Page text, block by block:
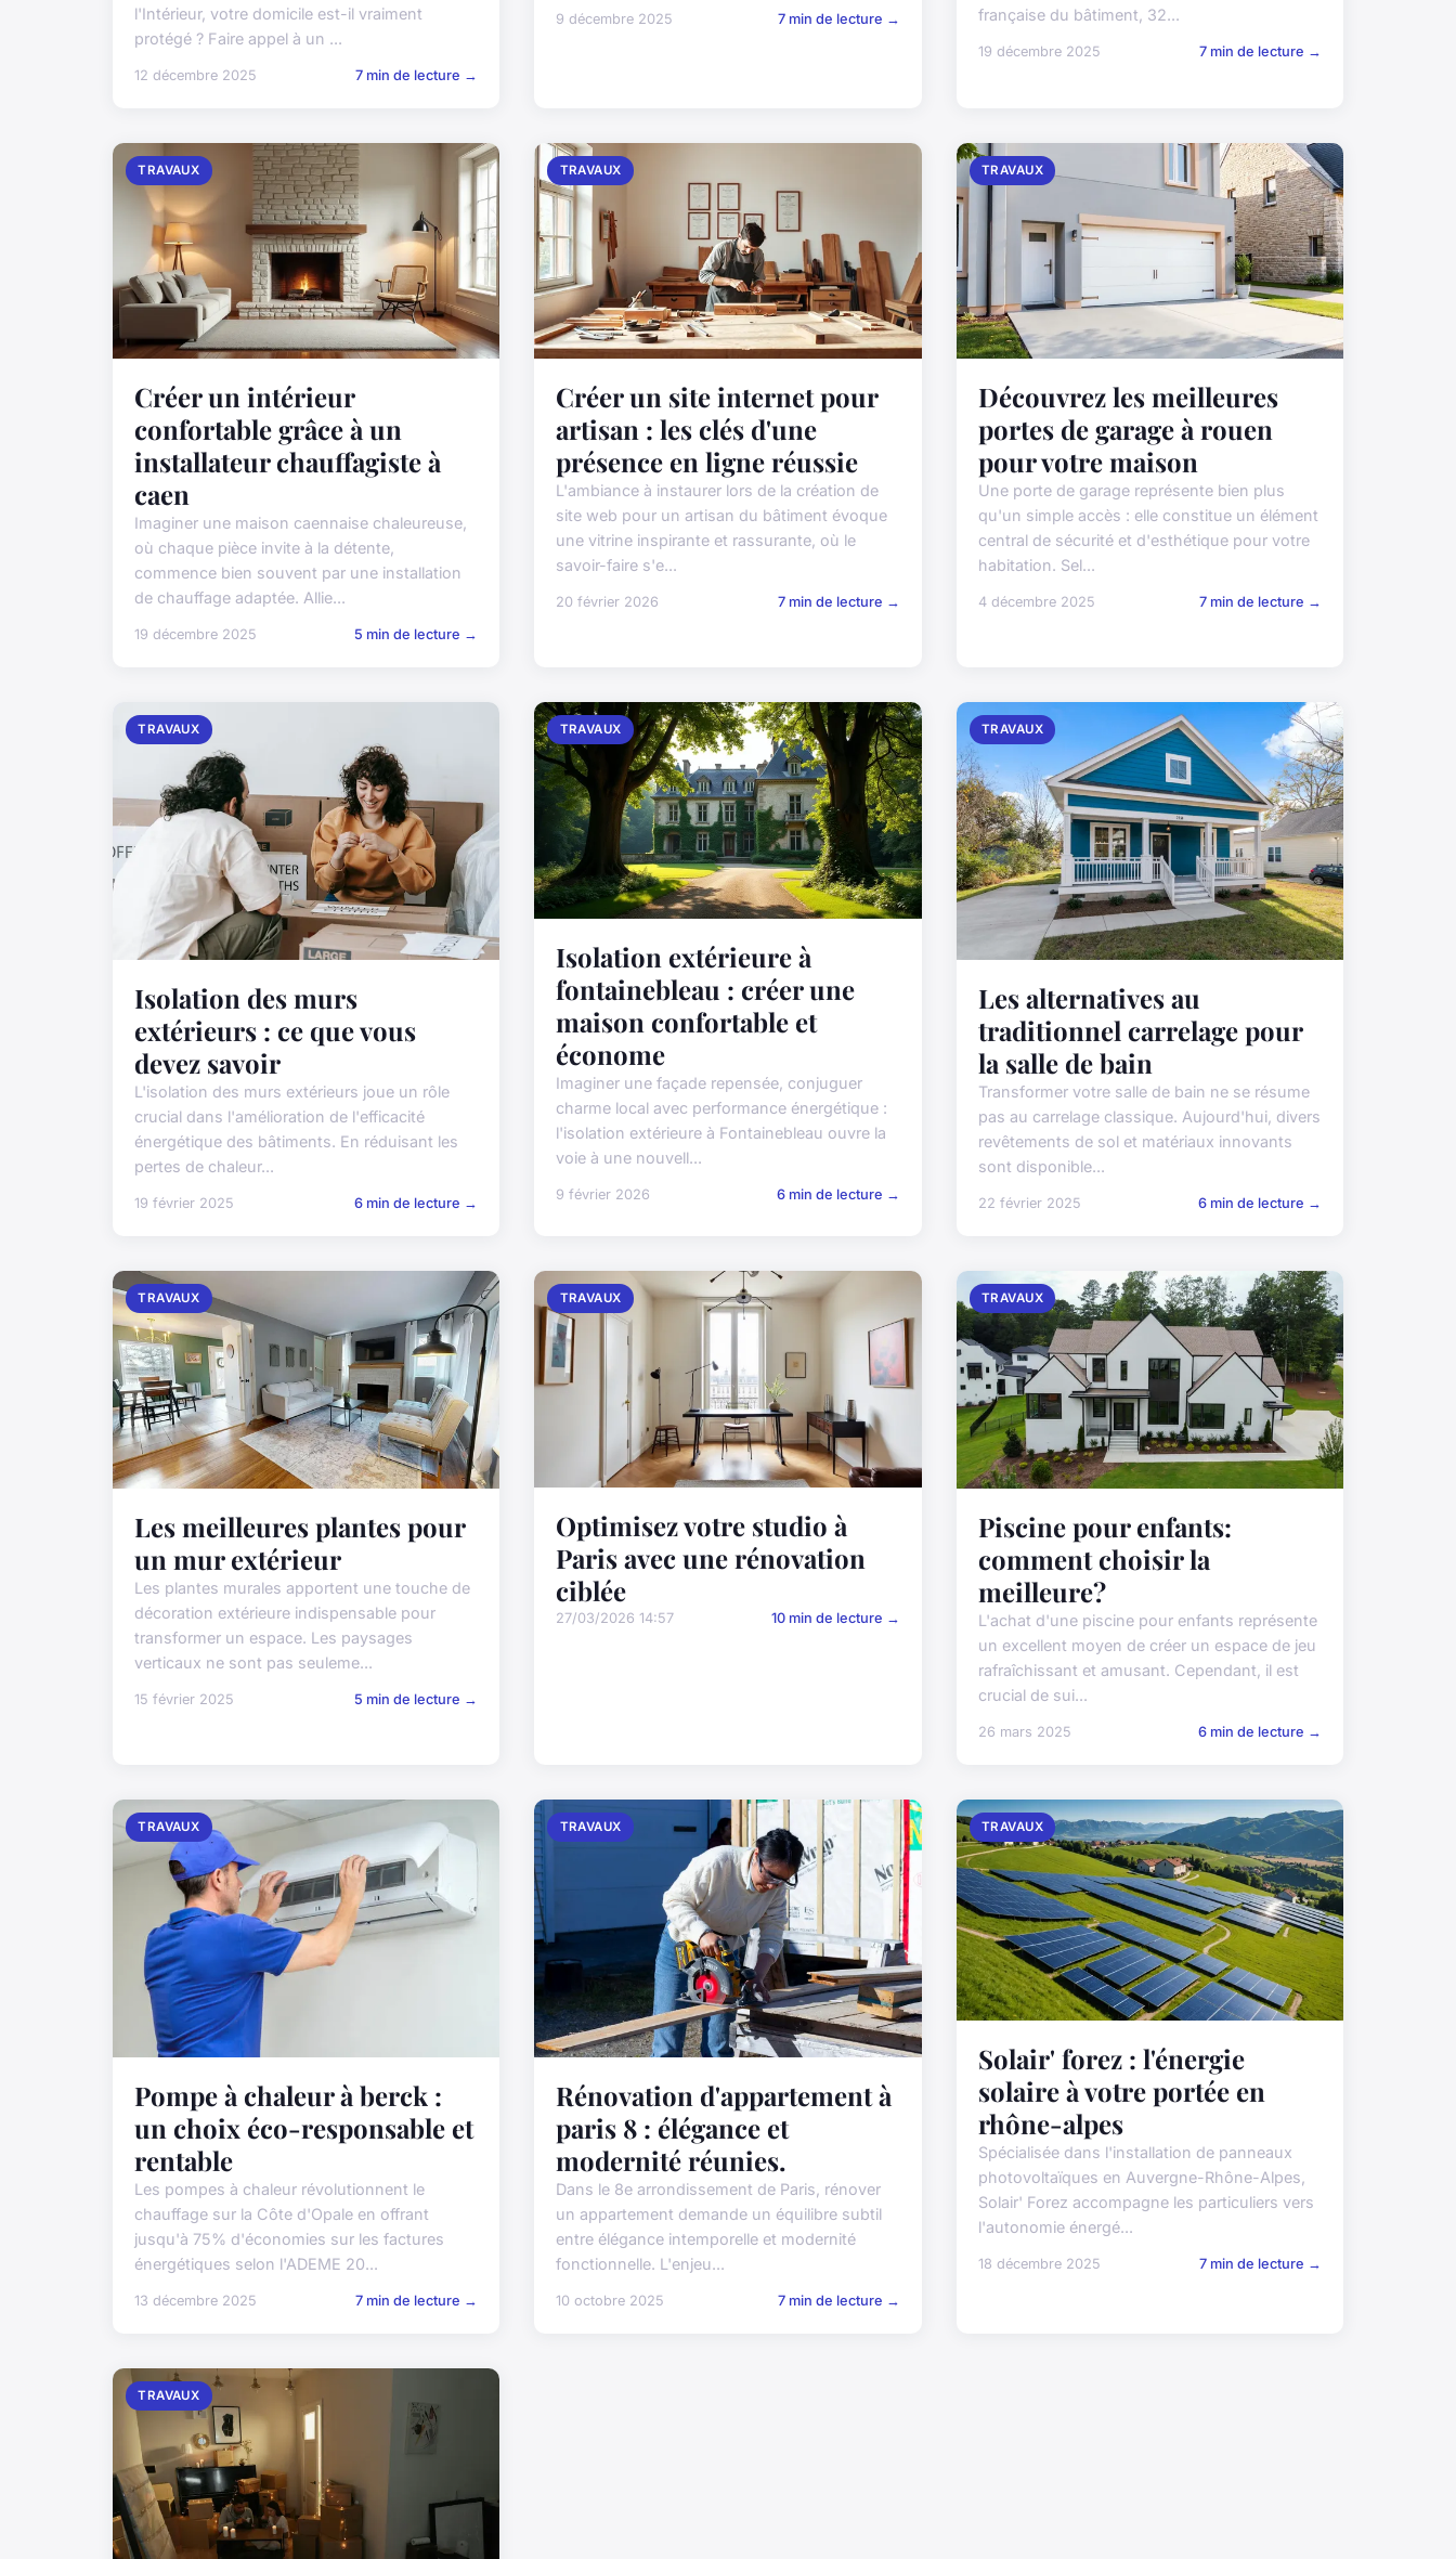
l'Intérieur, votre domicile est-il vraiment
protégé ? Faire appel à un ...
12 décembre 2025 7 min de lecture →
9 décembre 2025 7 min de lecture →
française du bâtiment, 32...
19 décembre 2025 7 min de lecture →
TRAVAUX
Créer un intérieur
confortable grâce à un
installateur chauffagiste à
caen
Imaginer une maison caennaise chaleureuse,
où chaque pièce invite à la détente,
commence bien souvent par une installation
de chauffage adaptée. Allie...
19 décembre 2025 5 min de lecture →
TRAVAUX
Créer un site internet pour
artisan : les clés d'une
présence en ligne réussie
L'ambiance à instaurer lors de la création de
site web pour un artisan du bâtiment évoque
une vitrine inspirante et rassurante, où le
savoir-faire s'e...
20 février 2026 7 min de lecture →
TRAVAUX
Découvrez les meilleures
portes de garage à rouen
pour votre maison
Une porte de garage représente bien plus
qu'un simple accès : elle constitue un élément
central de sécurité et d'esthétique pour votre
habitation. Sel...
4 décembre 2025 7 min de lecture →
TRAVAUX
Isolation des murs
extérieurs : ce que vous
devez savoir
L'isolation des murs extérieurs joue un rôle
crucial dans l'amélioration de l'efficacité
énergétique des bâtiments. En réduisant les
pertes de chaleur...
19 février 2025 6 min de lecture →
TRAVAUX
Isolation extérieure à
fontainebleau : créer une
maison confortable et
économe
Imaginer une façade repensée, conjuguer
charme local avec performance énergétique :
l'isolation extérieure à Fontainebleau ouvre la
voie à une nouvell...
9 février 2026 6 min de lecture →
TRAVAUX
Les alternatives au
traditionnel carrelage pour
la salle de bain
Transformer votre salle de bain ne se résume
pas au carrelage classique. Aujourd'hui, divers
revêtements de sol et matériaux innovants
sont disponible...
22 février 2025 6 min de lecture →
TRAVAUX
Les meilleures plantes pour
un mur extérieur
Les plantes murales apportent une touche de
décoration extérieure indispensable pour
transformer un espace. Les paysages
verticaux ne sont pas seuleme...
15 février 2025 5 min de lecture →
TRAVAUX
Optimisez votre studio à
Paris avec une rénovation
ciblée
27/03/2026 14:57 10 min de lecture →
TRAVAUX
Piscine pour enfants:
comment choisir la
meilleure?
L'achat d'une piscine pour enfants représente
un excellent moyen de créer un espace de jeu
rafraîchissant et amusant. Cependant, il est
crucial de sui...
26 mars 2025 6 min de lecture →
TRAVAUX
Pompe à chaleur à berck :
un choix éco-responsable et
rentable
Les pompes à chaleur révolutionnent le
chauffage sur la Côte d'Opale en offrant
jusqu'à 75% d'économies sur les factures
énergétiques selon l'ADEME 20...
13 décembre 2025 7 min de lecture →
TRAVAUX
Rénovation d'appartement à
paris 8 : élégance et
modernité réunies.
Dans le 8e arrondissement de Paris, rénover
un appartement demande un équilibre subtil
entre élégance intemporelle et modernité
fonctionnelle. L'enjeu...
10 octobre 2025 7 min de lecture →
TRAVAUX
Solair' forez : l'énergie
solaire à votre portée en
rhône-alpes
Spécialisée dans l'installation de panneaux
photovoltaïques en Auvergne-Rhône-Alpes,
Solair' Forez accompagne les particuliers vers
l'autonomie énergé...
18 décembre 2025 7 min de lecture →
TRAVAUX